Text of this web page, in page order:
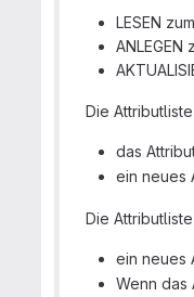
LESEN
Die Attributliste
das
ein neues
Die Attributliste
ein neues
Wenn das